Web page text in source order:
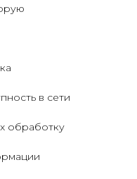
в сети
обработку